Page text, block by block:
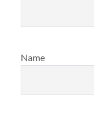
Name